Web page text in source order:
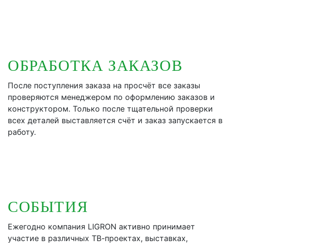
ОБРАБОТКА ЗАКАЗОВ
После поступления заказа на просчёт все заказы
проверяются менеджером по оформлению заказов и
конструктором. Только после тщательной проверки
всех деталей выставляется счёт и заказ запускается в
работу.
СОБЫТИЯ
Ежегодно компания LIGRON активно принимает
участие в различных ТВ-проектах, выставках,